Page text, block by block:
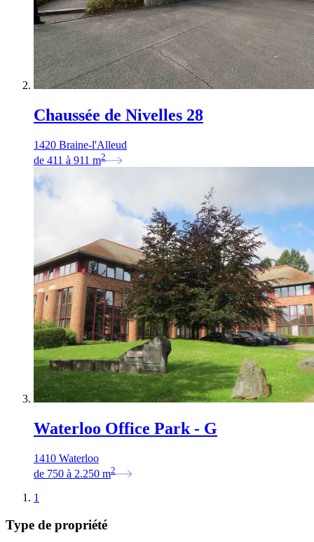
Chaussée de Nivelles 28
1420 Braine-l'Alleud
de 411 à 911 m2
Waterloo Office Park - G
1410 Waterloo
de 750 à 2.250 m2
1
Type de propriété